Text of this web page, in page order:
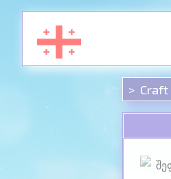
Craft
Cookies management panel